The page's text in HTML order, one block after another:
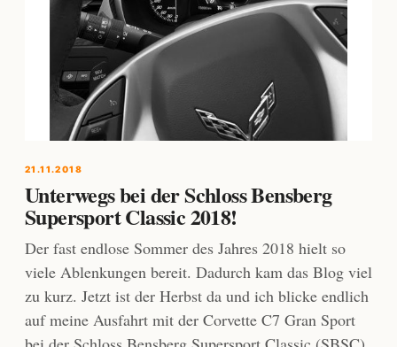
21.11.2018
Unterwegs bei der Schloss Bensberg
Supersport Classic 2018!
Der fast endlose Sommer des Jahres 2018 hielt so
viele Ablenkungen bereit. Dadurch kam das Blog viel
zu kurz. Jetzt ist der Herbst da und ich blicke endlich
auf meine Ausfahrt mit der Corvette C7 Gran Sport